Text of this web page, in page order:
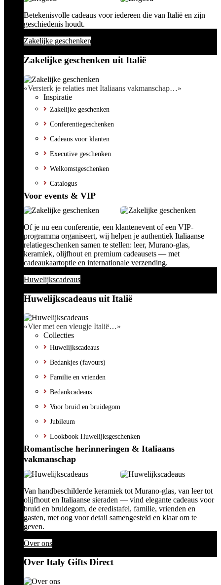
Betekenisvolle cadeaus voor iedereen die van Italië en zijn
geschiedenis houdt.
Zakelijke geschenken
Zakelijke geschenken uit Italië
«Versterk je relaties met Italiaans vakmanschap…»
Inspiratie
Zakelijke geschenken
Conferentiegeschenken
Cadeaus voor klanten
Executive geschenken
Welkomstgeschenken
Catalogus
Voor events & VIP
Of je nu een conferentie, een klantenevent of een VIP-
programma organiseert, wij helpen je authentiek Italiaanse
relatiegeschenken samen te stellen: leer, Murano-glas,
keramiek, olijfhout en premium cadeausets — met
cadeaukaartoptie en internationale verzending.
Huwelijkscadeaus
Huwelijkscadeaus uit Italië
«Vier met een vleugje Italië…»
Collecties
Huwelijkscadeaus
Bedankjes (favours)
Familie en vrienden
Bedankcadeaus
Voor bruid en bruidegom
Jubileum
Lookbook Huwelijksgeschenken
Romantische herinneringen & Italiaans
vakmanschap
Van handbeschilderde keramiek tot Murano-glas, van leer tot
olijfhout en Italiaanse sieraden — vind elegante cadeaus voor
bruid en bruidegom, de eredistafel, familie, vrienden en
gasten, met oog voor detail samengesteld en klaar om te
geven.
Over ons
Over Italy Gifts Direct